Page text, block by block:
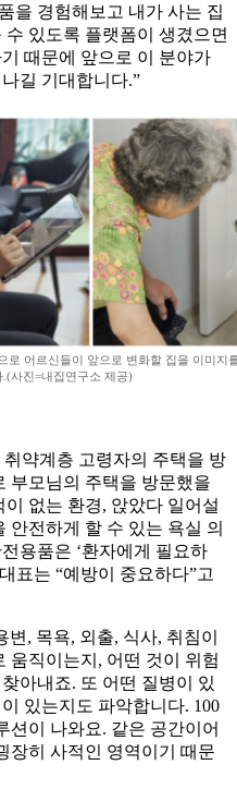
을 경험해보고 내가 사는 집
있도록 플랫폼이 생겼으면
때문에 앞으로 이 분야가
길 기대합니다.”
어르신들이 앞으로 변화할 집을 이미지
사진=내집연구소 제공)
약계층 고령자의 주택을 방
부모님의 주택을 방문했을
없는 환경, 앉았다 일어설
안전하게 할 수 있는 욕실 의
용품은 ‘환자에게 필요하
표는 “예방이 중요하다”고
, 목욕, 외출, 식사, 취침이
움직이는지, 어떤 것이 위험
아내죠. 또 어떤 질병이 있
있는지도 파악합니다. 100
션이 나와요. 같은 공간이어
장히 사적인 영역이기 때문